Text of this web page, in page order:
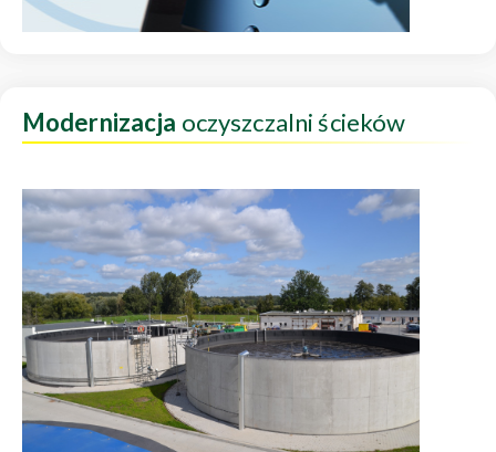
Modernizacja oczyszczalni ścieków